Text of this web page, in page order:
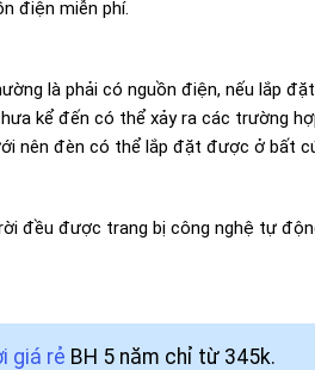
điện miễn phí.
là phải có nguồn điện, nếu lắp
kể đến có thể xảy ra các trường
nên đèn có thể lắp đặt được ở bất
đều được trang bị công nghệ tự
giá rẻ BH 5 năm chỉ từ 345k.